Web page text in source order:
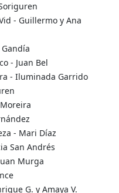
- Guillermo y Ana
- Juan Bel
- Iluminada Garrido
- Mari Díaz
San Andrés
Murga
G. y Amaya V.